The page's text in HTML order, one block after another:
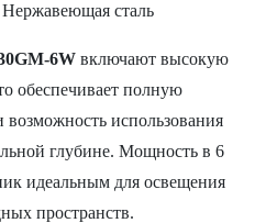
Нержавеющая сталь
6W включают высокую
обеспечивает полную
возможность использования
глубине. Мощность в 6
идеальным для освещения
пространств.